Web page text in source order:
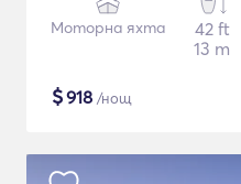
Моторна яхта
42 ft
13 m
$918 /нощ